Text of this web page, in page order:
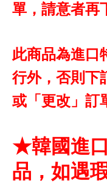
單，請意者
此商品為進口
行外，否則下
或「更改」訂
★韓國進
品，如遇